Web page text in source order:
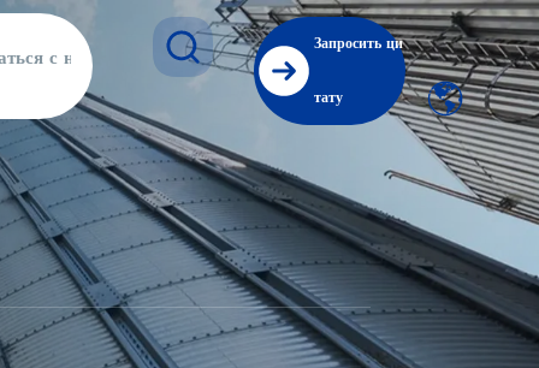
с нами Запросить ци
тату